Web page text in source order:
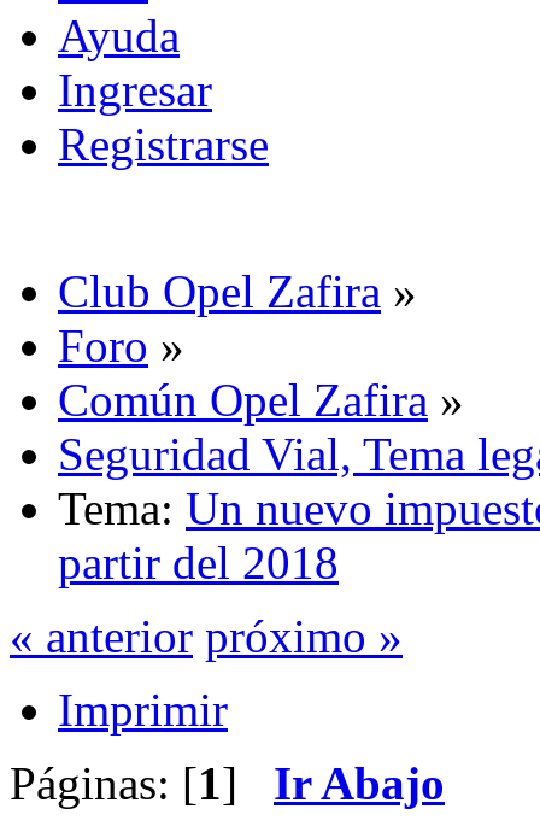
Ayuda
Ingresar
Registrarse
Club Opel Zafira »
Foro »
Común Opel Zafira »
Seguridad Vial, Tema
Tema: Un nuevo
partir del 2018
« anterior próximo »
Imprimir
Páginas: [1] Ir Abajo